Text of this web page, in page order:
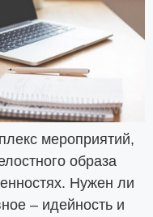
мероприятий,
образа
Нужен ли
– идейность и